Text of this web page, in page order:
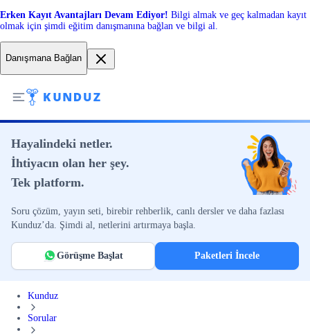
Erken Kayıt Avantajları Devam Ediyor! Bilgi almak ve geç kalmadan kayıt
olmak için şimdi eğitim danışmanına bağlan ve bilgi al.
Danışmana Bağlan
Hayalindeki netler.
İhtiyacın olan her şey.
Tek platform.
Soru çözüm, yayın seti, birebir rehberlik, canlı dersler ve daha fazlası
Kunduz’da. Şimdi al, netlerini artırmaya başla.
Görüşme Başlat Paketleri İncele
Kunduz
Sorular